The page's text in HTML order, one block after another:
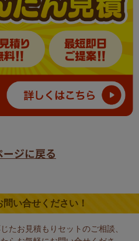
ージに戻る
い合せください！
たお見積もりセットのご相談、